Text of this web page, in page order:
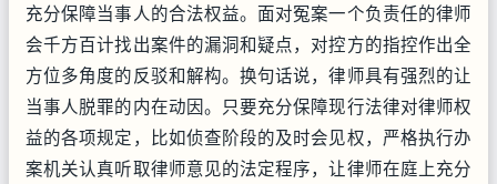
充分保障当事人的合法权益。面对冤案一个负责任的律师
会千方百计找出案件的漏洞和疑点，对控方的指控作出全
方位多角度的反驳和解构。换句话说，律师具有强烈的让
当事人脱罪的内在动因。只要充分保障现行法律对律师权
益的各项规定，比如侦查阶段的及时会见权，严格执行办
案机关认真听取律师意见的法定程序，让律师在庭上充分